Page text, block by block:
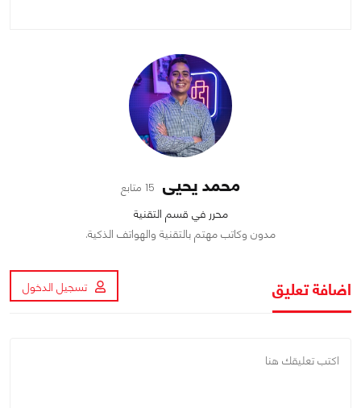
محمد يحيى 15 متابع
محرر في قسم التقنية
مدون وكاتب مهتم بالتقنية والهواتف الذكية.
اضافة تعليق تسجيل الدخول